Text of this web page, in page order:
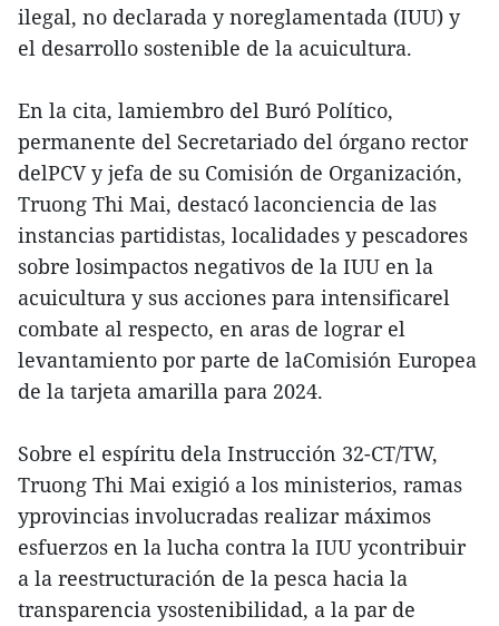
ilegal, no declarada y noreglamentada (IUU) y
el desarrollo sostenible de la acuicultura.
En la cita, lamiembro del Buró Político,
permanente del Secretariado del órgano rector
delPCV y jefa de su Comisión de Organización,
Truong Thi Mai, destacó laconciencia de las
instancias partidistas, localidades y pescadores
sobre losimpactos negativos de la IUU en la
acuicultura y sus acciones para intensificarel
combate al respecto, en aras de lograr el
levantamiento por parte de laComisión Europea
de la tarjeta amarilla para 2024.
Sobre el espíritu dela Instrucción 32-CT/TW,
Truong Thi Mai exigió a los ministerios, ramas
yprovincias involucradas realizar máximos
esfuerzos en la lucha contra la IUU ycontribuir
a la reestructuración de la pesca hacia la
transparencia ysostenibilidad, a la par de